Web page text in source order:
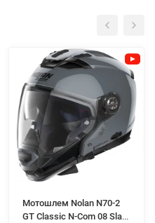
Мотошлем Nolan N70-2
GT Classic N-Com 08 Slate